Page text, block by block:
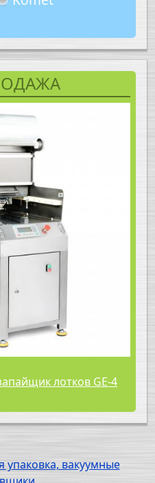
лотков GE-4
упаковка, вакуумные